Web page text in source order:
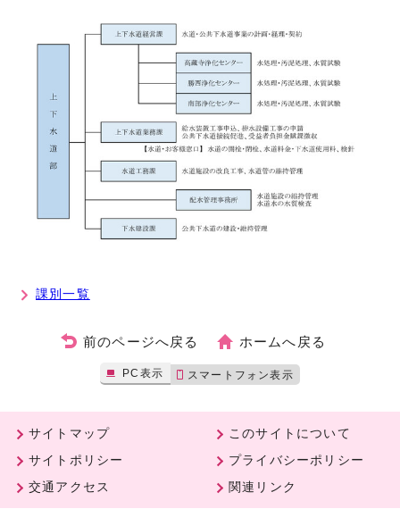
課別一覧
前のページへ戻る ホームへ戻る
PC表示 スマートフォン表示
サイトマップ
このサイトについて
サイトポリシー
プライバシーポリシー
交通アクセス
関連リンク